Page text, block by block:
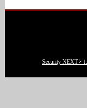
Security NEXTと